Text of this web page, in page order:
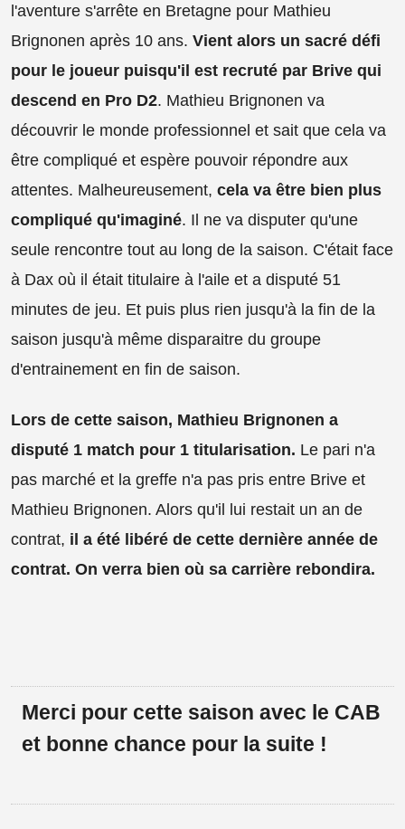
l'aventure s'arrête en Bretagne pour Mathieu
Brignonen après 10 ans. Vient alors un sacré défi
pour le joueur puisqu'il est recruté par Brive qui
descend en Pro D2. Mathieu Brignonen va
découvrir le monde professionnel et sait que cela va
être compliqué et espère pouvoir répondre aux
attentes. Malheureusement, cela va être bien plus
compliqué qu'imaginé. Il ne va disputer qu'une
seule rencontre tout au long de la saison. C'était face
à Dax où il était titulaire à l'aile et a disputé 51
minutes de jeu. Et puis plus rien jusqu'à la fin de la
saison jusqu'à même disparaitre du groupe
d'entrainement en fin de saison.
Lors de cette saison, Mathieu Brignonen a
disputé 1 match pour 1 titularisation. Le pari n'a
pas marché et la greffe n'a pas pris entre Brive et
Mathieu Brignonen. Alors qu'il lui restait un an de
contrat, il a été libéré de cette dernière année de
contrat. On verra bien où sa carrière rebondira.
Merci pour cette saison avec le CAB
et bonne chance pour la suite !